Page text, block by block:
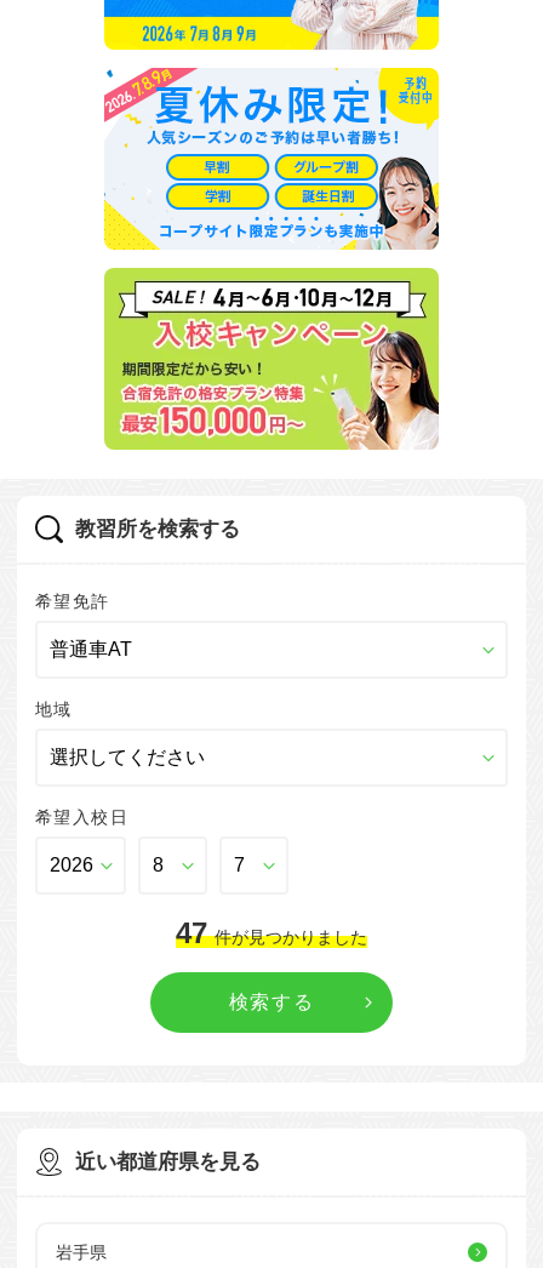
教習所を検索する
希望免許
地域
希望入校日
47 件が見つかりました
近い都道府県を見る
岩手県